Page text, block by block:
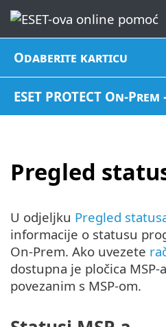
Odaberite karticu
ESET PROTECT On-
Pregled
U odjeljku Pregled
informacije o statusu
On-Prem. Ako uvezete
dostupna je pločica
povezanim s MSP-om.